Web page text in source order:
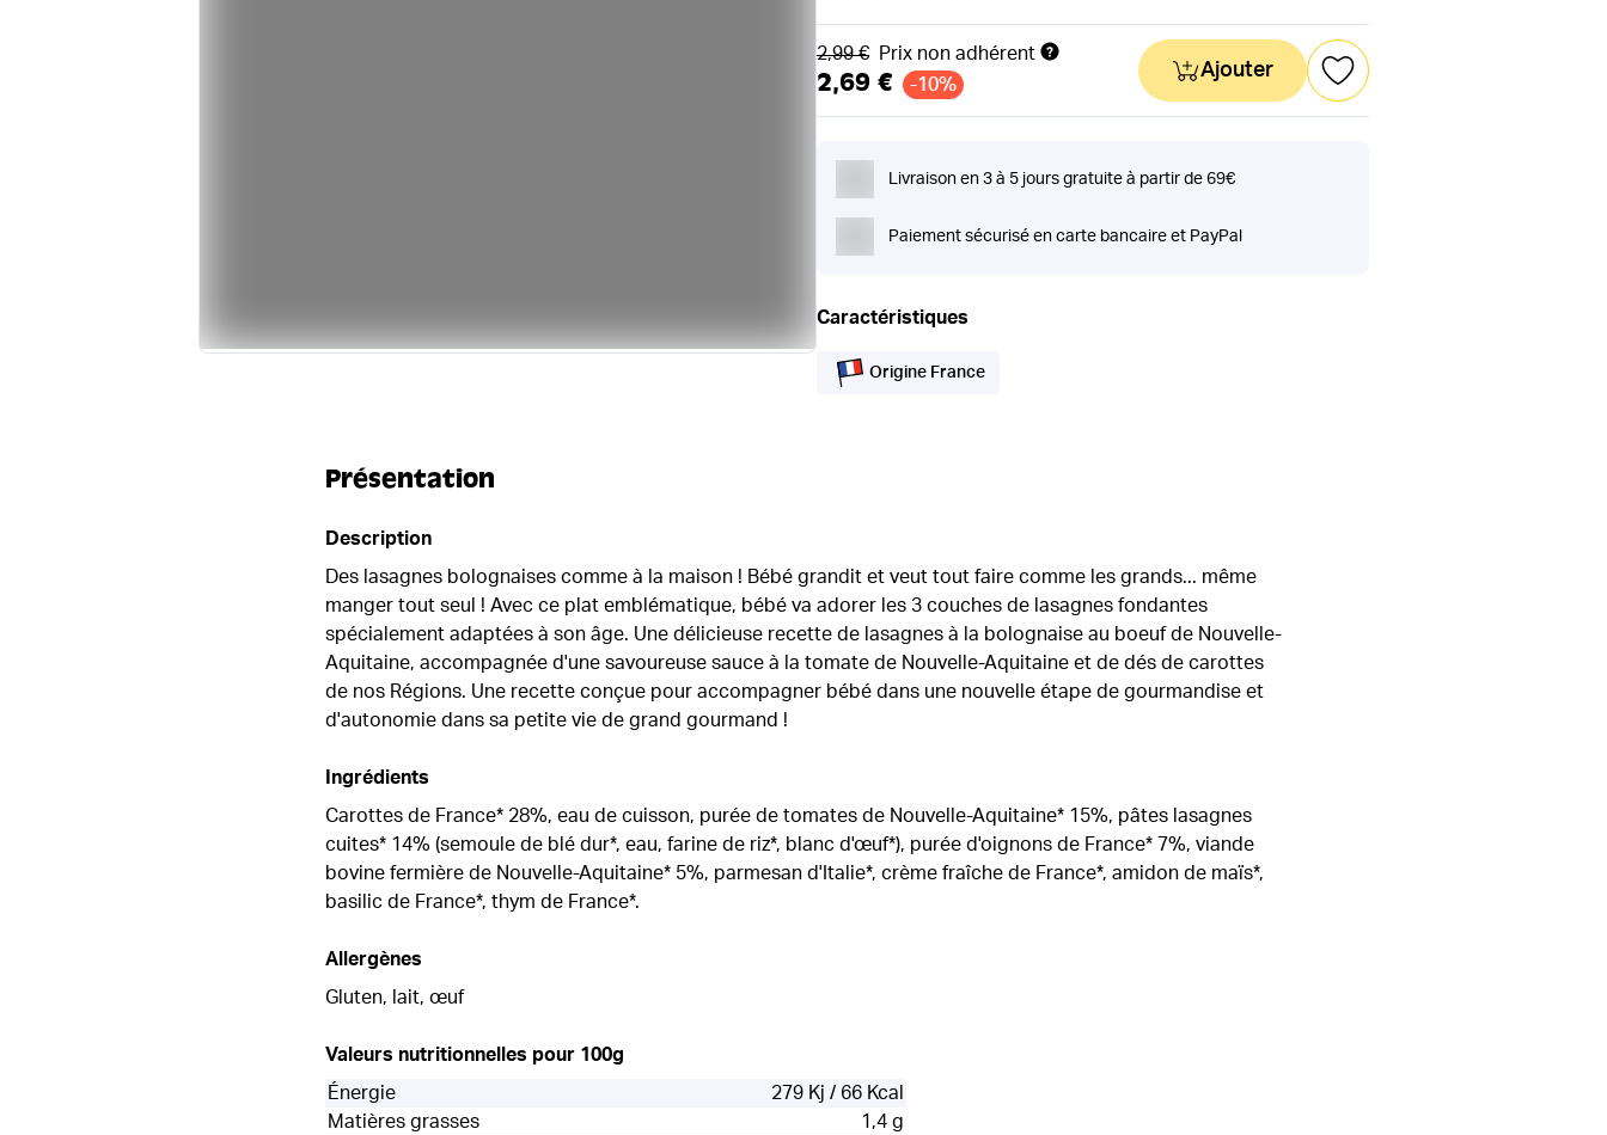
Ancien prix
2,99 € Prix non adhérent
2,69 € -10%
Ajouter
Livraison en 3 à 5 jours gratuite à partir de 69€
Paiement sécurisé en carte bancaire et PayPal
Caractéristiques
Origine France
Présentation
Description
Des lasagnes bolognaises comme à la maison ! Bébé grandit et veut tout faire comme les grands... même
manger tout seul ! Avec ce plat emblématique, bébé va adorer les 3 couches de lasagnes fondantes
spécialement adaptées à son âge. Une délicieuse recette de lasagnes à la bolognaise au boeuf de Nouvelle-
Aquitaine, accompagnée d'une savoureuse sauce à la tomate de Nouvelle-Aquitaine et de dés de carottes
de nos Régions. Une recette conçue pour accompagner bébé dans une nouvelle étape de gourmandise et
d'autonomie dans sa petite vie de grand gourmand !
Ingrédients
Carottes de France* 28%, eau de cuisson, purée de tomates de Nouvelle-Aquitaine* 15%, pâtes lasagnes
cuites* 14% (semoule de blé dur*, eau, farine de riz*, blanc d'œuf*), purée d'oignons de France* 7%, viande
bovine fermière de Nouvelle-Aquitaine* 5%, parmesan d'Italie*, crème fraîche de France*, amidon de maïs*,
basilic de France*, thym de France*.
Allergènes
Gluten, lait, œuf
Valeurs nutritionnelles pour 100g
Énergie
279 Kj / 66 Kcal
Matières grasses
1,4 g